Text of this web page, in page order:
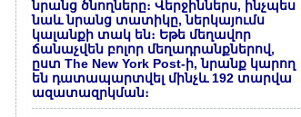
նրանց ծնողները։ Վերջիններս, ինչպես
նաև նրանց տատիկը, ներկայումս
կալանքի տակ են։ Եթե մեղավոր
ճանաչվեն բոլոր մեղադրանքներով,
ըստ The New York Post-ի, նրանք կարող
են դատապարտվել մինչև 192 տարվա
ազատազրկման։